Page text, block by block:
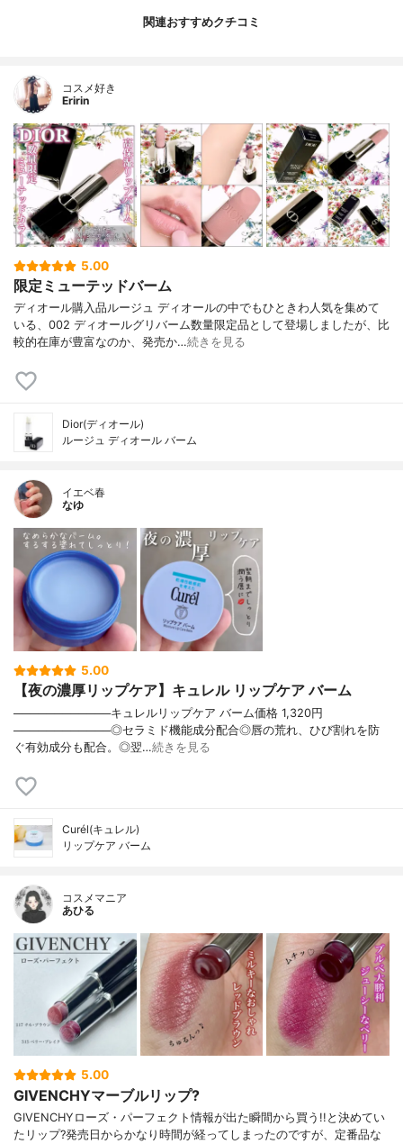
関連おすすめクチコミ
コスメ好き
Eririn
5.00
限定ミューテッドバーム
ディオール購入品ルージュ ディオールの中でもひときわ人気を集めて
いる、002 ディオールグリバーム数量限定品として登場しましたが、比
較的在庫が豊富なのか、発売か…続きを見る
Dior(ディオール)
ルージュ ディオール バーム
イエベ春
なゆ
5.00
【夜の濃厚リップケア】キュレル リップケア バーム
────────────キュレルリップケア バーム価格 1,320円
────────────◎セラミド機能成分配合◎唇の荒れ、ひび割れを防
ぐ有効成分も配合。◎翌…続きを見る
Curél(キュレル)
リップケア バーム
コスメマニア
あひる
5.00
GIVENCHYマーブルリップ?
GIVENCHYローズ・パーフェクト情報が出た瞬間から買う!!と決めてい
たリップ?発売日からかなり時間が経ってしまったのですが、定番品な